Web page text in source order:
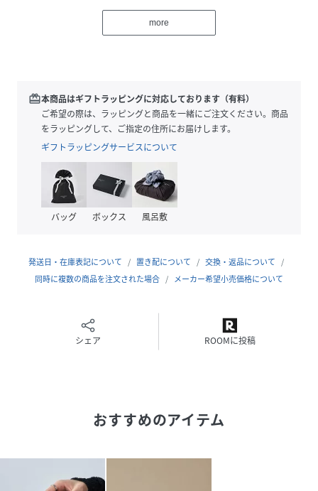
三つ折りレザーミニウォレット
【おすすめポイント】
・立体感のあるレザーコードのリボンが可愛らしい印象
・ミニサイズながら、メインで使えるほどの収納力の高さが
・しっとりと柔らかな羊革を使用
大きなリボンが目を惹くアイテムですが、可愛らしすぎずモ
more
redeem本商品はギフトラッピングに対応しております（有料）
ご希望の際は、ラッピングと商品を一緒にご注文ください。商品
をラッピングして、ご指定の住所にお届けします。
ギフトラッピングサービスについて
バッグ ボックス 風呂敷
発送日・在庫表記について 置き配について
交換・返品について
同時に複数の商品を注文された場合
メーカー希望小売価格について
シェア ROOMに投稿
おすすめのアイテム